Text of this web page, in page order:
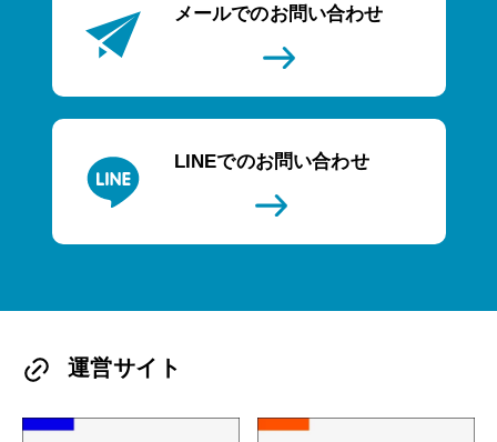
メールでのお問い合わせ
LINEでのお問い合わせ
運営サイト